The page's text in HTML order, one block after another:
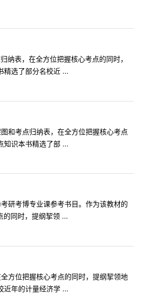
纳表，在全方位把握核心考点的同时，
精选了部分名校近 ...
和考点归纳表，在全方位把握核心考点
知识本书精选了部 ...
研考博专业课参考书目。作为该教材的
的同时，提纲挈领 ...
方位把握核心考点的同时，提纲挈领地
近年的计量经济学 ...